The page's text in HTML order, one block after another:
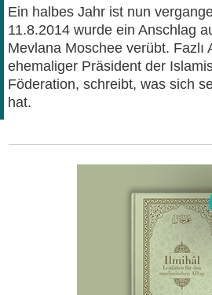
Ein halbes Jahr ist nun
11.8.2014 wurde ein Anschlag
Mevlana Moschee verübt. Fazlı
ehemaliger Präsident der
Föderation, schreibt, was sich
hat.